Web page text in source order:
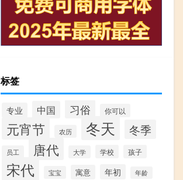
标签
专业 中国 习俗 你可以
元宵节 农历 冬天 冬季
员工 唐代 大学 学校 孩子
宋代 宝宝 寓意 年初 年龄